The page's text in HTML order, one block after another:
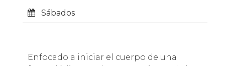
Sábados
Enfocado a iniciar el cuerpo de una